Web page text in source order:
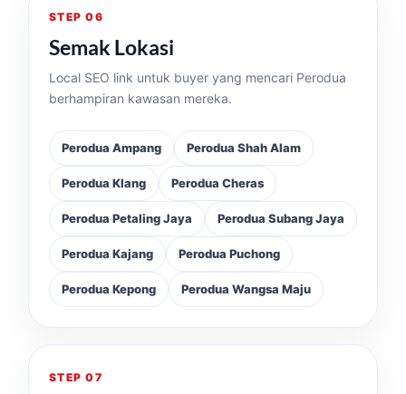
STEP 06
Semak Lokasi
Local SEO link untuk buyer yang mencari Perodua
berhampiran kawasan mereka.
Perodua Ampang Perodua Shah Alam
Perodua Klang Perodua Cheras
Perodua Petaling Jaya Perodua Subang Jaya
Perodua Kajang Perodua Puchong
Perodua Kepong Perodua Wangsa Maju
STEP 07